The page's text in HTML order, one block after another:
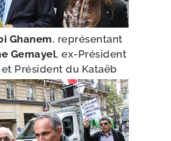
Ghanem, repré­sen­tant
Gemayel, ex-​Président
Président du Kataëb